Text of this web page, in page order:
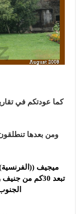
كما عودتكم في
ومن بعدها